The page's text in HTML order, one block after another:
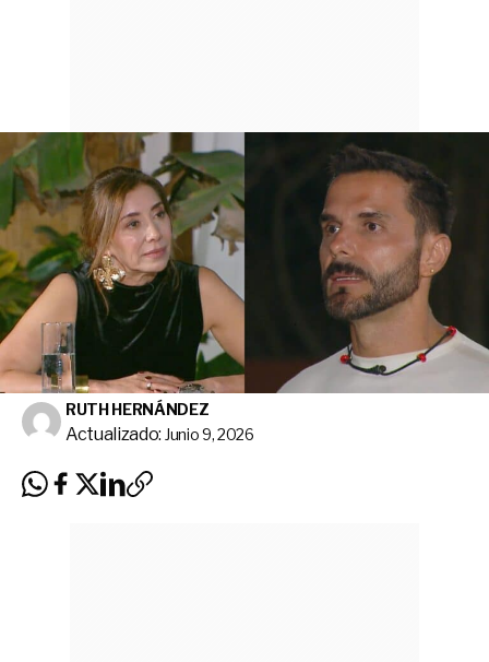
RUTH HERNÁNDEZ
Actualizado: Junio 9, 2026